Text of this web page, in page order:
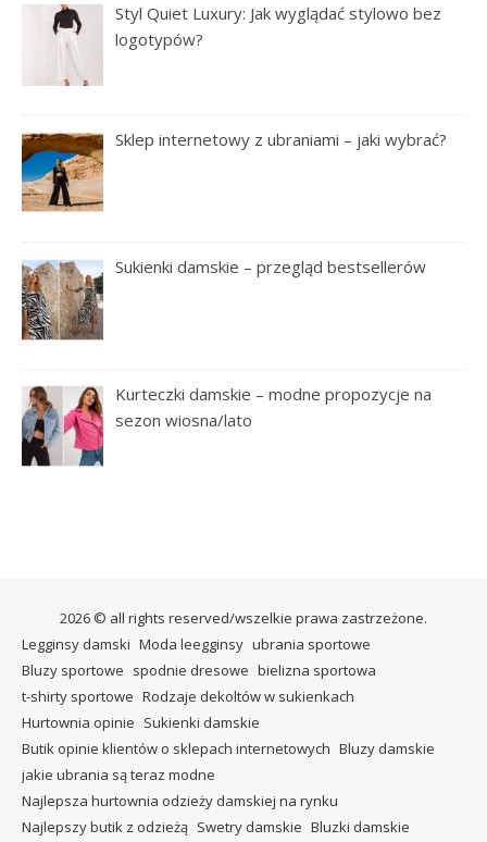
Styl Quiet Luxury: Jak wyglądać stylowo bez
logotypów?
Sklep internetowy z ubraniami – jaki wybrać?
Sukienki damskie – przegląd bestsellerów
Kurteczki damskie – modne propozycje na
sezon wiosna/lato
2026 © all rights reserved/wszelkie prawa zastrzeżone.
Legginsy damski Moda leegginsy ubrania sportowe
Bluzy sportowe spodnie dresowe bielizna sportowa
t-shirty sportowe Rodzaje dekoltów w sukienkach
Hurtownia opinie Sukienki damskie
Butik opinie klientów o sklepach internetowych Bluzy damskie
jakie ubrania są teraz modne
Najlepsza hurtownia odzieży damskiej na rynku
Najlepszy butik z odzieżą Swetry damskie Bluzki damskie